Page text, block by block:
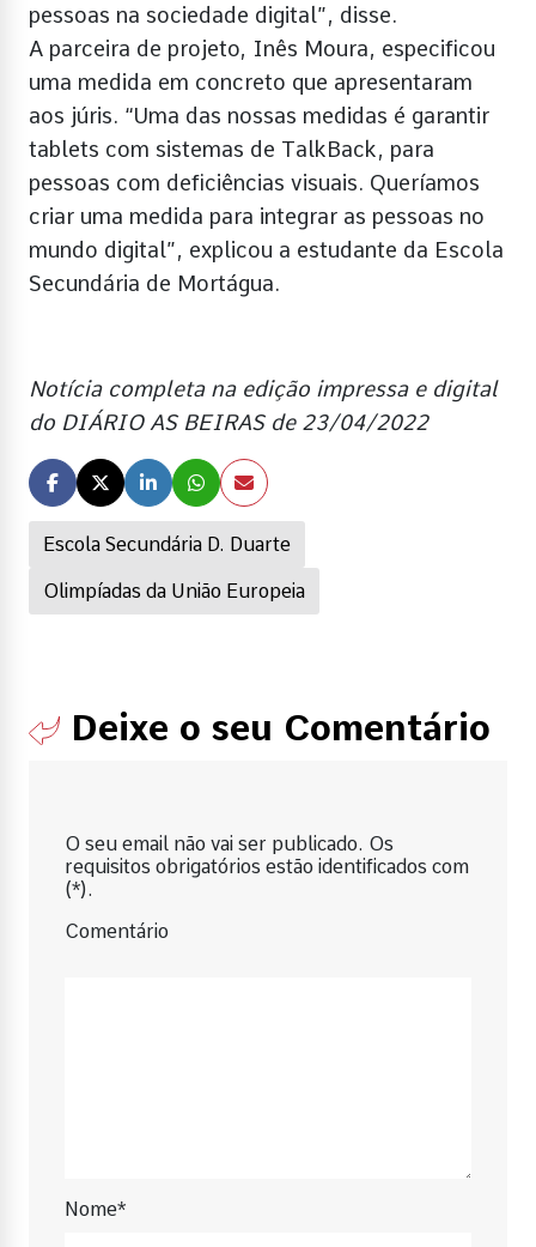
Escola Secundária D. Duarte
Olimpíadas da União Europeia
pessoas na sociedade digital”, disse.
A parceira de projeto, Inês Moura, especificou
uma medida em concreto que apresentaram
aos júris. “Uma das nossas medidas é garantir
tablets com sistemas de TalkBack, para
pessoas com deficiências visuais. Queríamos
criar uma medida para integrar as pessoas no
mundo digital”, explicou a estudante da Escola
Secundária de Mortágua.
Notícia completa na edição impressa e digital
do DIÁRIO AS BEIRAS de 23/04/2022
Deixe o seu Comentário
O seu email não vai ser publicado. Os
requisitos obrigatórios estão identificados com
(*).
Comentário
Nome*